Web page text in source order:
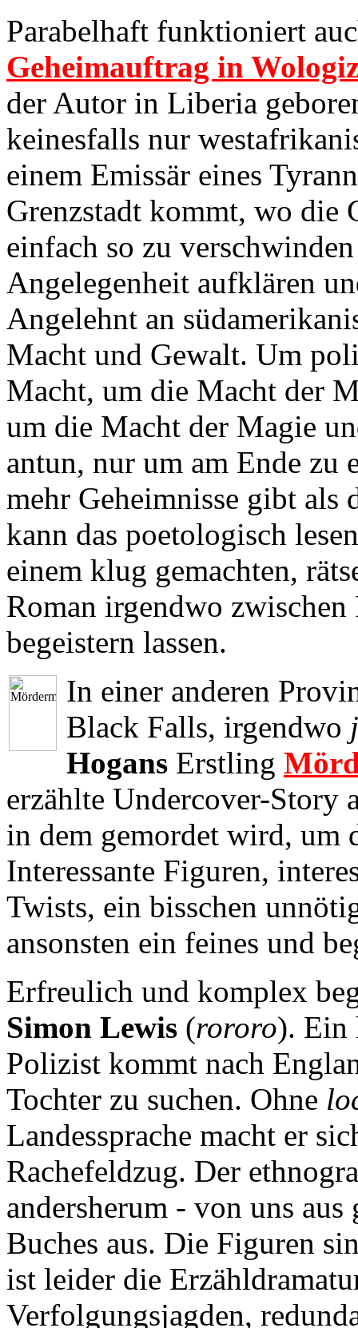
Parabelhaft funktioniert
Geheimauftrag in
der Autor in Liberia
keinesfalls nur
einem Emissär eines
Grenzstadt kommt, wo die
einfach so zu
Angelegenheit aufklären
Angelehnt an
Macht und Gewalt. Um
Macht, um die Macht der
um die Macht der Magie
antun, nur um am Ende zu
mehr Geheimnisse gibt als
kann das poetologisch
einem klug gemachten,
Roman irgendwo
begeistern lassen.
In einer anderen
Black Falls, irgendwo
Hogans Erstling
erzählte Undercover-Story
in dem gemordet wird, um
Interessante Figuren,
Twists, ein bisschen
ansonsten ein feines und
Erfreulich und komplex
Simon Lewis (rororo). Ein
Polizist kommt nach
Tochter zu suchen. Ohne
Landessprache macht er
Rachefeldzug. Der
andersherum - von uns aus
Buches aus. Die Figuren
ist leider die
Verfolgungsjagden,